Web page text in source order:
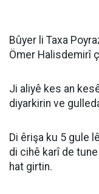
Bûyer li Taxa
Ömer Halisdemirî
Ji aliyê kes an
diyarkirin ve
Di êrişa ku 5 gule
di cihê karî de
hat girtin.